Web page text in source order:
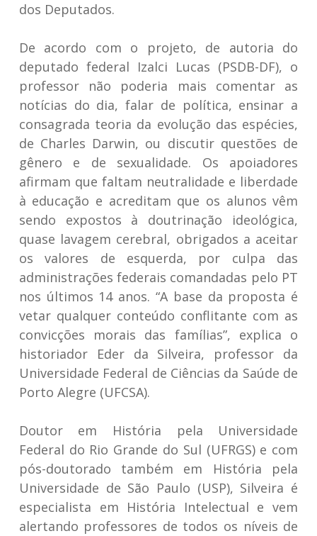
dos Deputados.
De acordo com o projeto, de autoria do
deputado federal Izalci Lucas (PSDB-DF), o
professor não poderia mais comentar as
notícias do dia, falar de política, ensinar a
consagrada teoria da evolução das espécies,
de Charles Darwin, ou discutir questões de
gênero e de sexualidade. Os apoiadores
afirmam que faltam neutralidade e liberdade
à educação e acreditam que os alunos vêm
sendo expostos à doutrinação ideológica,
quase lavagem cerebral, obrigados a aceitar
os valores de esquerda, por culpa das
administrações federais comandadas pelo PT
nos últimos 14 anos. “A base da proposta é
vetar qualquer conteúdo conflitante com as
convicções morais das famílias”, explica o
historiador Eder da Silveira, professor da
Universidade Federal de Ciências da Saúde de
Porto Alegre (UFCSA).
Doutor em História pela Universidade
Federal do Rio Grande do Sul (UFRGS) e com
pós-doutorado também em História pela
Universidade de São Paulo (USP), Silveira é
especialista em História Intelectual e vem
alertando professores de todos os níveis de